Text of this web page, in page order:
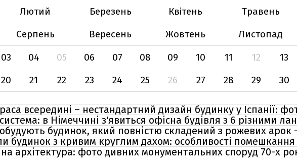
Лютий Березень Квітень Травень
Серпень Вересень Жовтень Листопад
03 04 05 06 07 08 09 10 11 12 13
20 21 22 23 24 25 26 27 28 29 30
всередині – нестандартний дизайн будинку у Іспанії:
в Німеччині з'явиться офісна будівля з 6 різними
будинок, який повністю складений з рожевих арок
будинок з кривим круглим дахом: особливості
архітектура: фото дивних монументальних споруд 70-х